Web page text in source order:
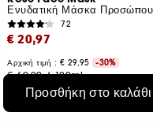
72
€ 20,97
Αρχική τιμή : € 29,95 -30%
€ 69,90 /100ml
2 μεγέθηΠροσθήκη στο καλάθι